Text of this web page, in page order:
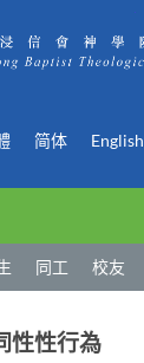
简体 English
同工 校友
性性行為